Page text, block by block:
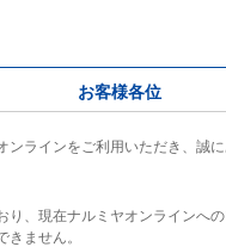
お客様各位
ンラインをご利用いただき、誠
り、現在ナルミヤオンラインへ
きません。